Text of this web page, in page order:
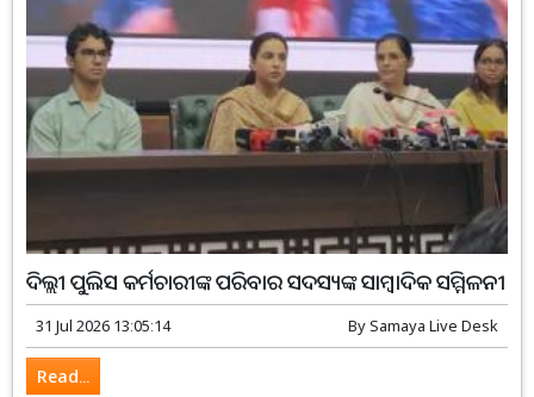
ଦିଲ୍ଲୀ ପୁଲିସ କର୍ମଚାରୀଙ୍କ ପରିବାର ସଦସ୍ୟଙ୍କ ସାମ୍ବାଦିକ ସମ୍ମିଳନୀ
31 Jul 2026 13:05:14 BySamaya Live Desk
Read...